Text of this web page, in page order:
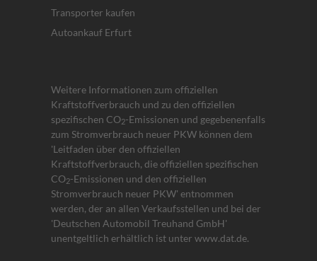
Transporter kaufen
Autoankauf Erfurt
Weitere Informationen zum offiziellen
Kraftstoffverbrauch und zu den offiziellen
spezifischen CO2-Emissionen und gegebenenfalls
zum Stromverbrauch neuer PKW können dem
'Leitfaden über den offiziellen
Kraftstoffverbrauch, die offiziellen spezifischen
CO2-Emissionen und den offiziellen
Stromverbrauch neuer PKW' entnommen
werden, der an allen Verkaufsstellen und bei der
'Deutschen Automobil Treuhand GmbH'
unentgeltlich erhältlich ist unter www.dat.de.